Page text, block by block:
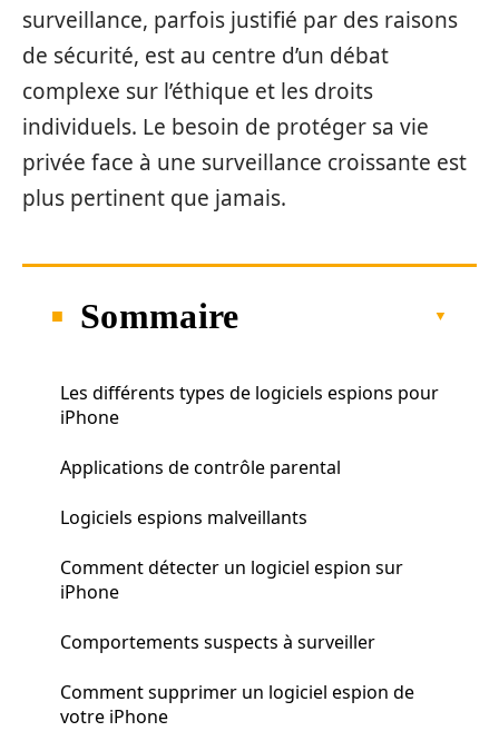
surveillance, parfois justifié par des raisons
de sécurité, est au centre d’un débat
complexe sur l’éthique et les droits
individuels. Le besoin de protéger sa vie
privée face à une surveillance croissante est
plus pertinent que jamais.
Sommaire
Les différents types de logiciels espions pour
iPhone
Applications de contrôle parental
Logiciels espions malveillants
Comment détecter un logiciel espion sur
iPhone
Comportements suspects à surveiller
Comment supprimer un logiciel espion de
votre iPhone